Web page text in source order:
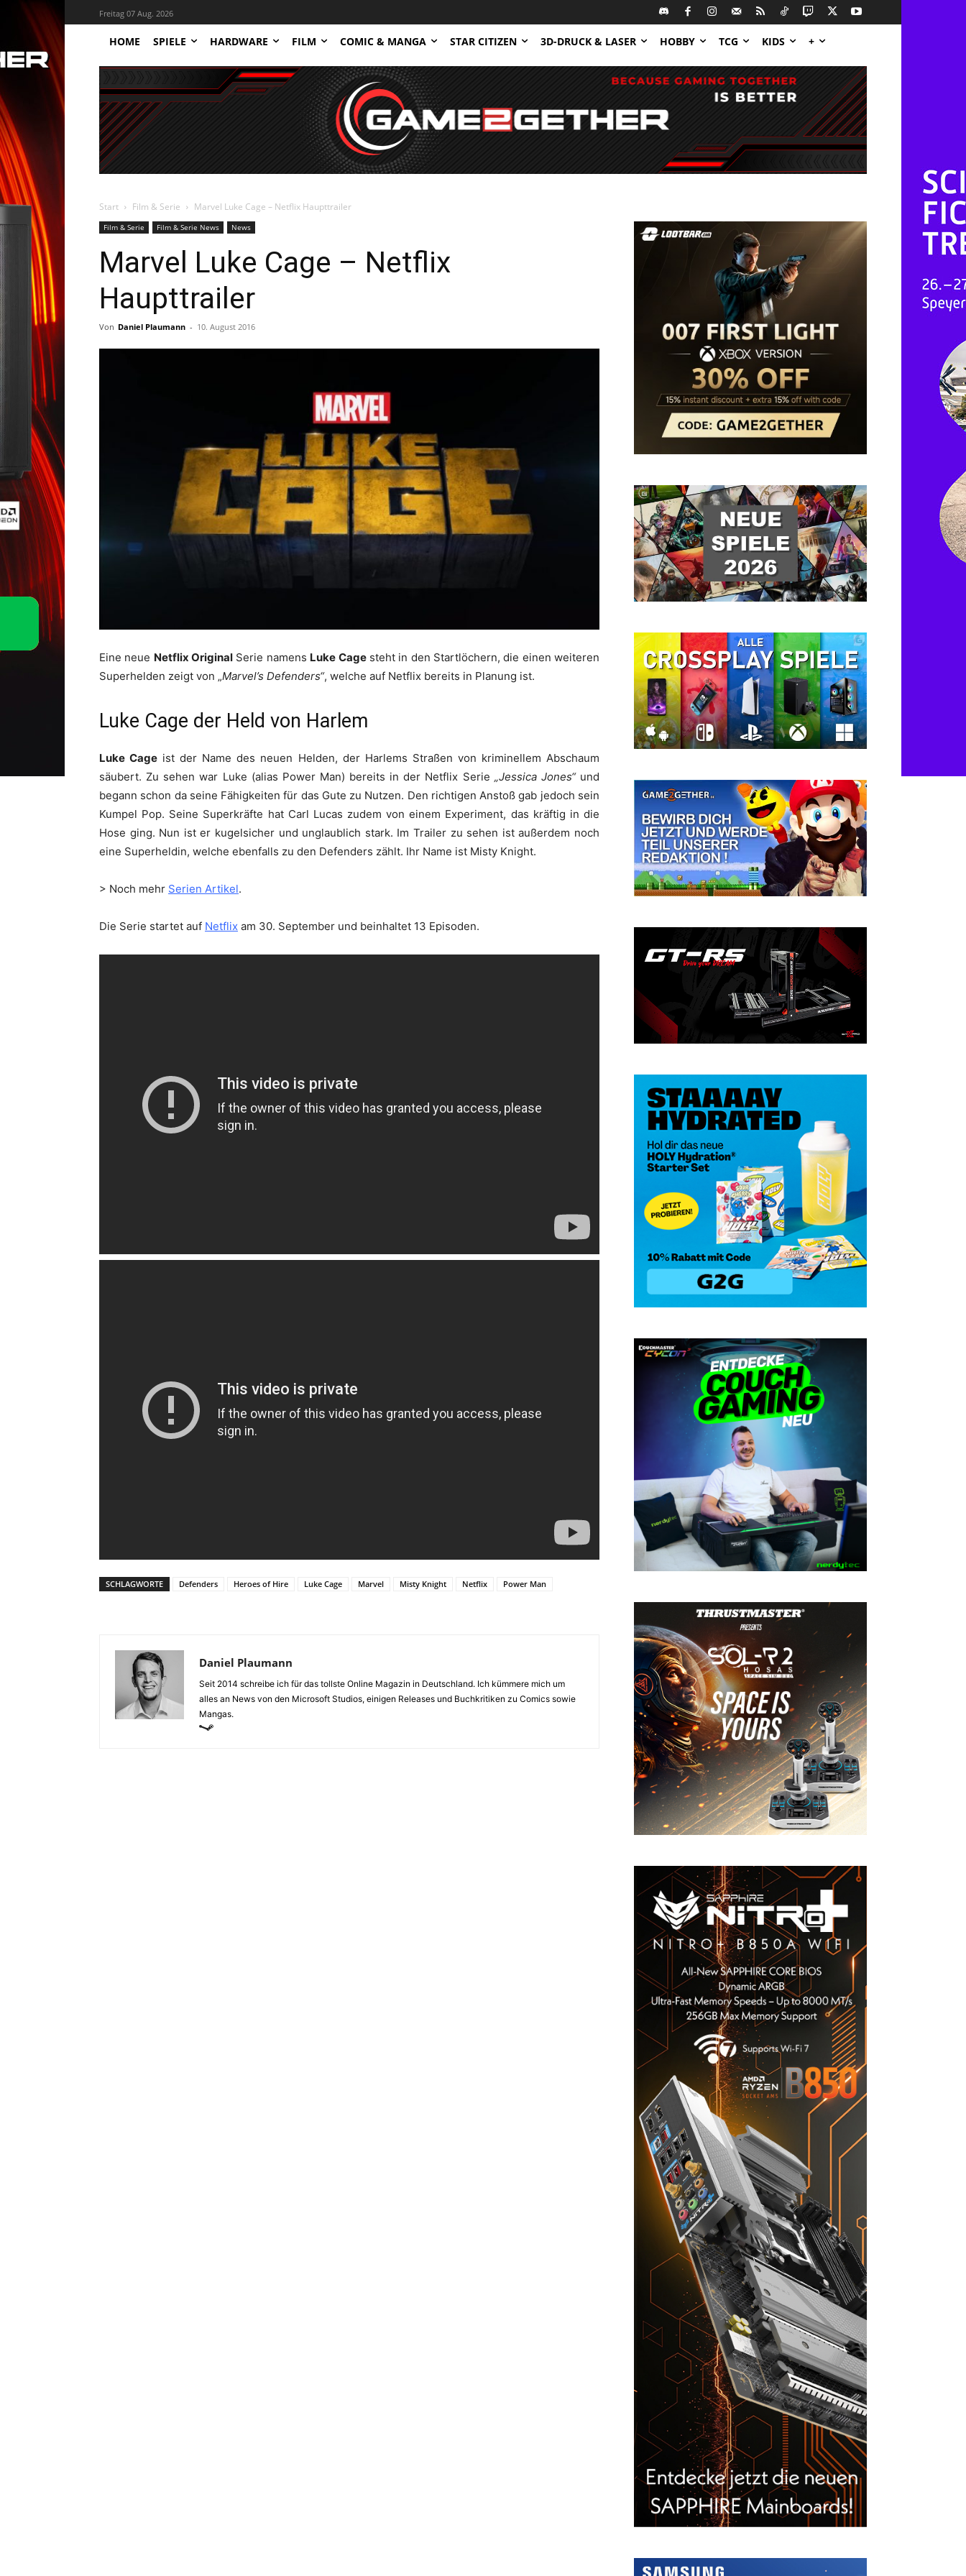
Freitag 07 Aug. 2026
HOME SPIELE HARDWARE FILM COMIC & MANGA STAR CITIZEN 3D-DRUCK & LASER HOBBY TCG KIDS +
Start Film & Serie Marvel Luke Cage – Netflix Haupttrailer
Film & Serie Film & Serie News News
Marvel Luke Cage – Netflix
Haupttrailer
Von Daniel Plaumann - 10. August 2016
Eine neue Netflix Original Serie namens Luke Cagesteht in den Startlöchern, die einen weiteren
Superhelden zeigt von „Marvel’s Defenders“, welche auf Netflix bereits in Planung ist.
Luke Cage der Held von Harlem
Luke Cage ist der Name des neuen Helden, der Harlems Straßen von kriminellem Abschaum
säubert. Zu sehen war Luke (alias Power Man) bereits in der Netflix Serie „Jessica Jones“und
begann schon da seine Fähigkeiten für das Gute zu Nutzen. Den richtigen Anstoß gab jedoch sein
Kumpel Pop. Seine Superkräfte hat Carl Lucas zudem von einem Experiment, das kräftig in die
Hose ging. Nun ist er kugelsicher und unglaublich stark. Im Trailer zu sehen ist außerdem noch
eine Superheldin, welche ebenfalls zu den Defenders zählt. Ihr Name ist Misty Knight.
> Noch mehr Serien Artikel.
Die Serie startet auf Netflix am 30. September und beinhaltet 13 Episoden.
SCHLAGWORTE Defenders Heroes of Hire Luke Cage Marvel Misty Knight Netflix Power Man
Daniel Plaumann
Seit 2014 schreibe ich für das tollste Online Magazin in Deutschland. Ich kümmere mich um
alles an News von den Microsoft Studios, einigen Releases und Buchkritiken zu Comics sowie
Mangas.